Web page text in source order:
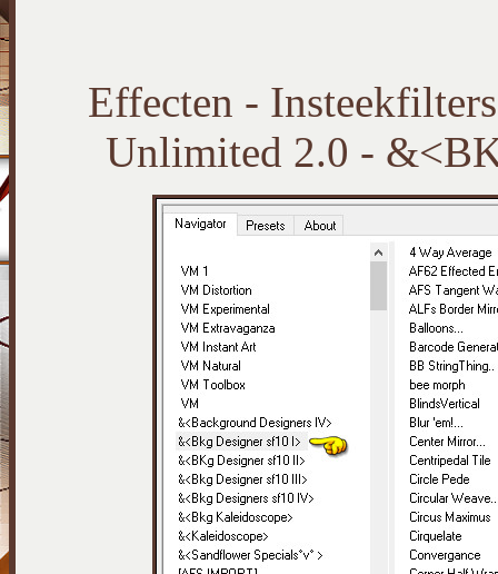
Effecten -
Unlimited 2.0 -